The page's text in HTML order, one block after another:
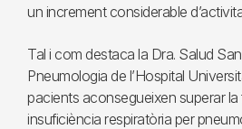
un increment considerable
Tal i com destaca la Dra. Salud
Pneumologia de l’Hospital
pacients aconsegueixen superar
insuficiència respiratòria per